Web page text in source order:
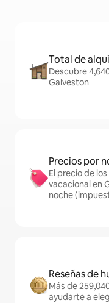
Total de
Descubre
Galveston
Precios por
El precio de
vacacional en
noche
Reseñas de
Más de
ayudarte a